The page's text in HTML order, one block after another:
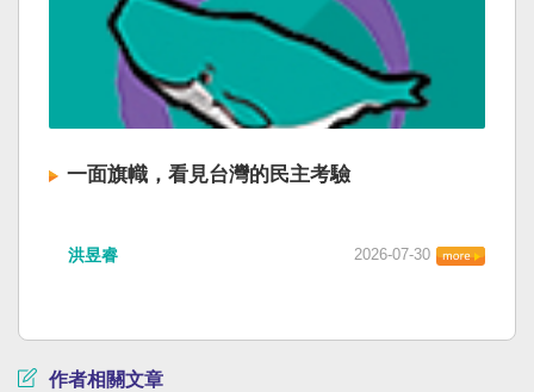
一面旗幟，看見台灣的民主考驗
洪昱睿 2026-07-30
作者相關文章